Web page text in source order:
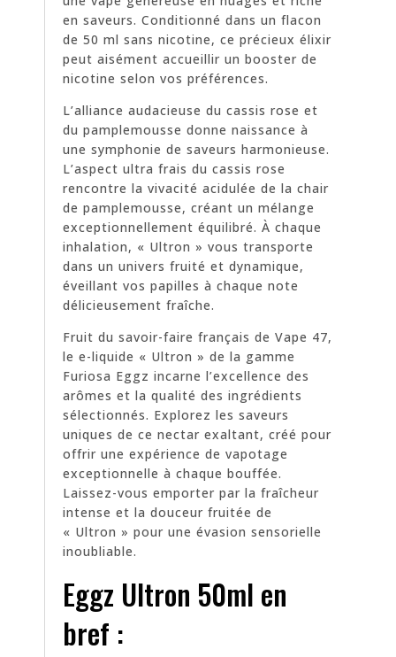
en saveurs. Conditionné dans un flacon
de 50 ml sans nicotine, ce précieux élixir
peut aisément accueillir un booster de
nicotine selon vos préférences.
L’alliance audacieuse du cassis rose et
du pamplemousse donne naissance à
une symphonie de saveurs harmonieuse.
L’aspect ultra frais du cassis rose
rencontre la vivacité acidulée de la chair
de pamplemousse, créant un mélange
exceptionnellement équilibré. À chaque
inhalation, « Ultron » vous transporte
dans un univers fruité et dynamique,
éveillant vos papilles à chaque note
délicieusement fraîche.
Fruit du savoir-faire français de Vape 47,
le e-liquide « Ultron » de la gamme
Furiosa Eggz incarne l’excellence des
arômes et la qualité des ingrédients
sélectionnés. Explorez les saveurs
uniques de ce nectar exaltant, créé pour
offrir une expérience de vapotage
exceptionnelle à chaque bouffée.
Laissez-vous emporter par la fraîcheur
intense et la douceur fruitée de
« Ultron » pour une évasion sensorielle
inoubliable.
Eggz Ultron 50ml en
bref :